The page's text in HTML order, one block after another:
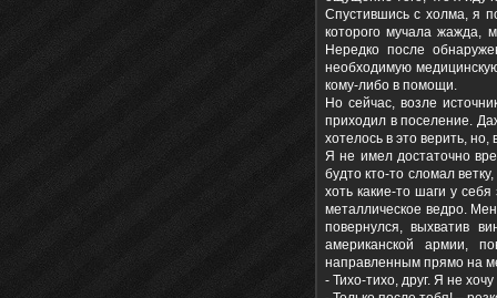
Спустившись с холма, я
которого мучала жажда,
Нередко после
необходимую
кому-либо в помощи.
Но сейчас, возле
приходил в поселение.
хотелось в это верить,
Я не имел достаточно
будто кто-то сломал
хоть какие-то шаги у
металлическое ведро.
повернулся, выхватив
американской армии,
направленным прямо на
- Тихо-тихо, друг. Я не